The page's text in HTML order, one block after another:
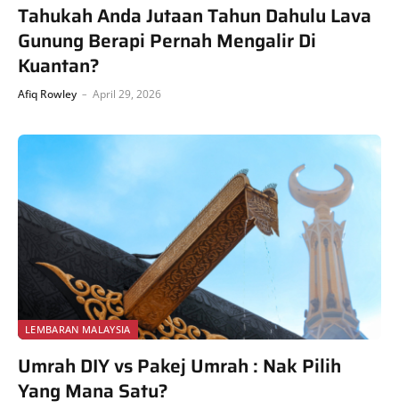
Tahukah Anda Jutaan Tahun Dahulu Lava
Gunung Berapi Pernah Mengalir Di
Kuantan?
Afiq Rowley April 29, 2026
LEMBARAN MALAYSIA
Umrah DIY vs Pakej Umrah : Nak Pilih
Yang Mana Satu?